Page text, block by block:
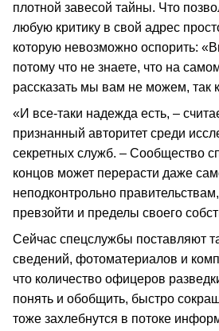
плотной завесой тайны. Что
любую критику в свой адрес
которую невозможно оспорить:
потому что не знаете, что на
рассказать мы вам не можем, так
«И все-таки надежда есть, –
признанный авторитет среди
секретных служб. – Сообщество
концов может перерасти даже
неподконтрольно
превзойти и пределы своего
Сейчас спецслужбы поставляют
сведений, фотоматериалов и
что количество офицеров
понять и обобщить, быстро
тоже захлебнутся в потоке